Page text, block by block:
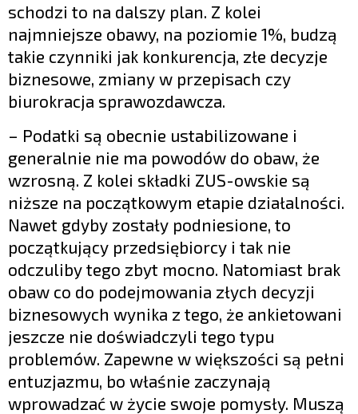
schodzi to na dalszy plan. Z kolei
najmniejsze obawy, na poziomie 1%, budzą
takie czynniki jak konkurencja, złe decyzje
biznesowe, zmiany w przepisach czy
biurokracja sprawozdawcza.
– Podatki są obecnie ustabilizowane i
generalnie nie ma powodów do obaw, że
wzrosną. Z kolei składki ZUS-owskie są
niższe na początkowym etapie działalności.
Nawet gdyby zostały podniesione, to
początkujący przedsiębiorcy i tak nie
odczuliby tego zbyt mocno. Natomiast brak
obaw co do podejmowania złych decyzji
biznesowych wynika z tego, że ankietowani
jeszcze nie doświadczyli tego typu
problemów. Zapewne w większości są pełni
entuzjazmu, bo właśnie zaczynają
wprowadzać w życie swoje pomysły. Muszą